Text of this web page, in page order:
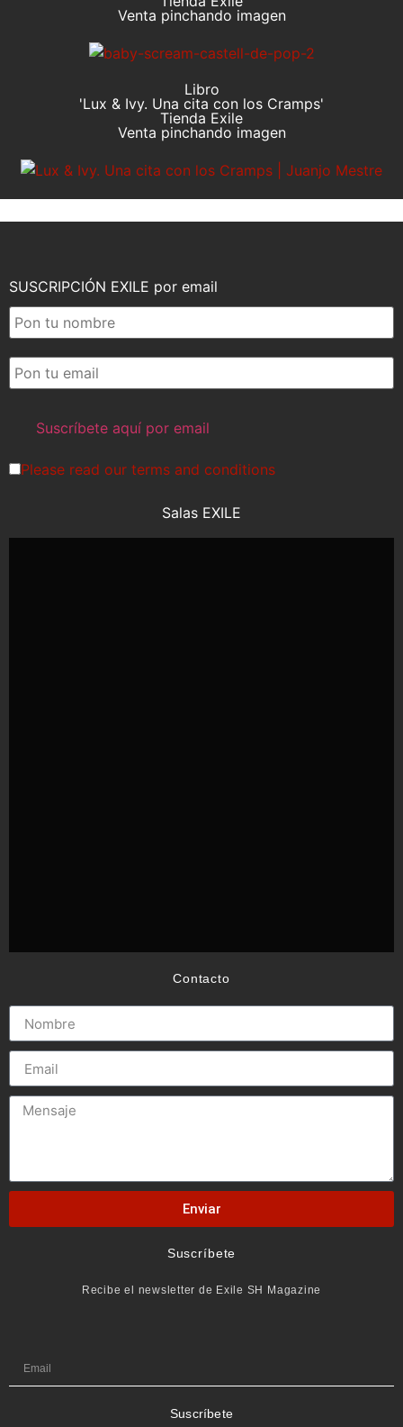
Venta pinchando imagen
Libro
'Lux & Ivy. Una cita con los Cramps'
Tienda Exile
Venta pinchando imagen
SUSCRIPCIÓN EXILE por email
Please read our terms and conditions
Salas EXILE
Contacto
Enviar
Suscríbete
Recibe el newsletter de Exile SH Magazine
Suscríbete